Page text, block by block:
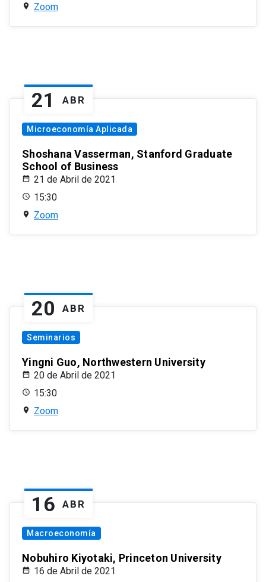
Zoom
21 ABR
Microeconomía Aplicada
Shoshana Vasserman, Stanford Graduate
School of Business
21 de Abril de 2021
15:30
Zoom
20 ABR
Seminarios
Yingni Guo, Northwestern University
20 de Abril de 2021
15:30
Zoom
16 ABR
Macroeconomía
Nobuhiro Kiyotaki, Princeton University
16 de Abril de 2021